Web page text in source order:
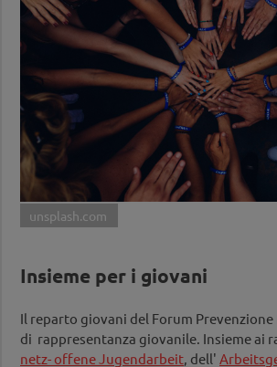
unsplash.com
Insieme per i giovani
Il reparto giovani del Forum
di rappresentanza giovanile. Insieme ai
netz- offene Jugendarbeit, dell'